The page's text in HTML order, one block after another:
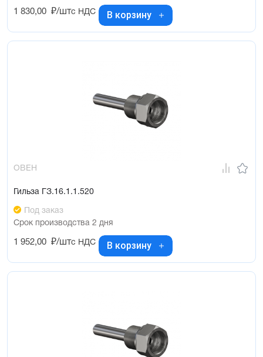
1 830,00 ₽/штс НДС В корзину
ОВЕН
Гильза ГЗ.16.1.1.520
Под заказ
Срок производства 2 дня
1 952,00 ₽/штс НДС В корзину